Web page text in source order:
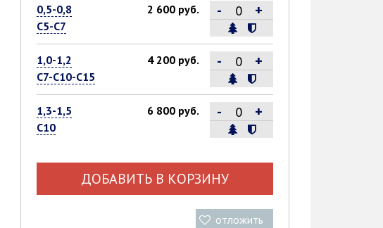
0,5-0,8
С5-С7
2 600 руб. - +
1,0-1,2
С7-С10-С15
4 200 руб. - +
1,3-1,5
С10
6 800 руб. - +
ДОБАВИТЬ В КОРЗИНУ
отложить